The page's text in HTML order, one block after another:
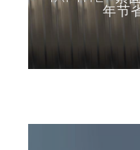
年节